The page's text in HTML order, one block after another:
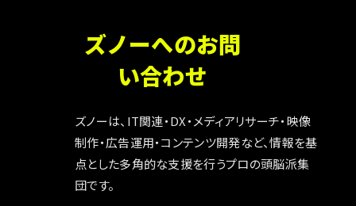
ズノーへのお問
い合わせ
ズノーは、IT関連・DX・メディアリサーチ・映像
制作・広告運用・コンテンツ開発など、情報を基
点とした多角的な支援を行うプロの頭脳派集
団です。